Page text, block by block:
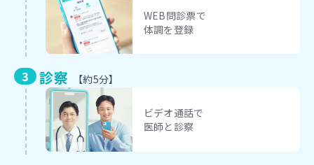
WEB問診票で
体調を登録
診察 【約5分】
ビデオ通話で
医師と診察